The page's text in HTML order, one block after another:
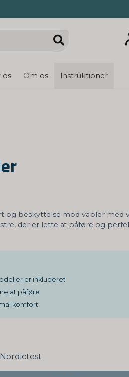
os Om os Instruktioner
og beskyttelse mod vabler med
der er lette at påføre og
er inkluderet
at påføre
komfort
Nordictest